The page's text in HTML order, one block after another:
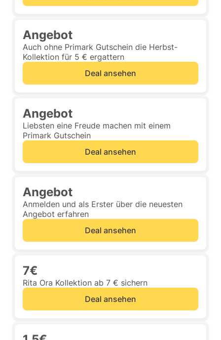
Angebot
Auch ohne Primark Gutschein die Herbst-
Kollektion für 5 € ergattern
Deal ansehen
Angebot
Liebsten eine Freude machen mit einem
Primark Gutschein
Deal ansehen
Angebot
Anmelden und als Erster über die neuesten
Angebot erfahren
Deal ansehen
7€
Rita Ora Kollektion ab 7 € sichern
Deal ansehen